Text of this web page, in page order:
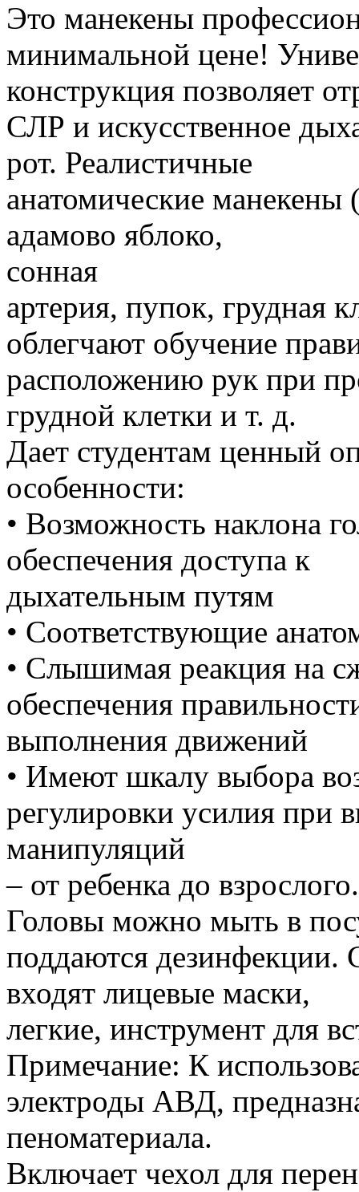
Это манекены
минимальной цене!
конструкция позволяет
СЛР и искусственное
рот. Реалистичные
анатомические манекены
адамово яблоко,
сонная
артерия, пупок, грудная
облегчают обучение
расположению рук при
грудной клетки и т. д.
Дает студентам ценный
особенности:
• Возможность наклона
обеспечения доступа к
дыхательным путям
• Соответствующие
• Слышимая реакция на
обеспечения
выполнения движений
• Имеют шкалу выбора
регулировки усилия при
манипуляций
– от ребенка до взрослого.
Головы можно мыть в
поддаются дезинфекции.
входят лицевые маски,
легкие, инструмент для
Примечание: К
электроды АВД,
пеноматериала.
Включает чехол для